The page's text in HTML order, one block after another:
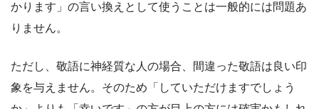
かります」の言い換えとして使うことは一般的には問題あ
りません。
ただし、敬語に神経質な人の場合、間違った敬語は良い印
象を与えません。そのため「していただけますでしょう